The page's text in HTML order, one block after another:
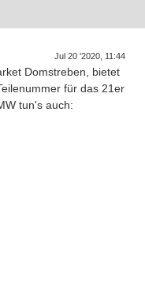
Jul 20 '2020, 11:44
Domstreben, bietet
für das 21er
tun's auch: